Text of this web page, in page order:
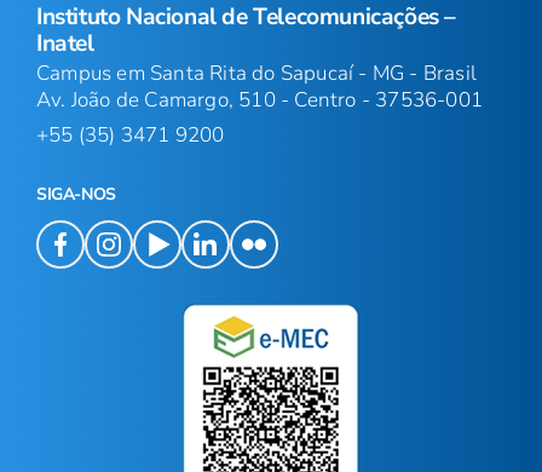
Instituto Nacional de Telecomunicações –
Inatel
Campus em Santa Rita do Sapucaí - MG - Brasil
Av. João de Camargo, 510 - Centro - 37536-001
+55 (35) 3471 9200
SIGA-NOS